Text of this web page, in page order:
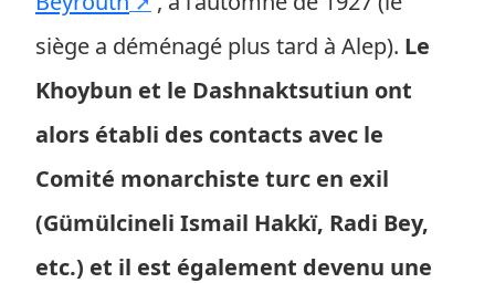
siège a déménagé plus tard à Alep). Le
Khoybun et le Dashnaktsutiun ont
alors établi des contacts avec le
Comité monarchiste turc en exil
(Gümülcineli Ismail Hakkï, Radi Bey,
etc.) et il est également devenu une